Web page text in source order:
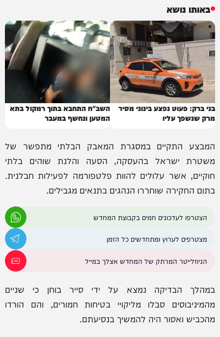
באותו נושא
בני ברק: פעוט נפצע בינוני מסיר
מרק שנשפך עליו
השב"ח התחבא בתוך רמקול בתא
המטען ונחשף במעבר
המבצע התקיים במסגרת המאבק הבלתי מתפשר של
משטרת ישראל בהעסקה, הסעה והלנת שוהים בלתי
חוקיים, אשר עלולים להוות פלטפורמה לפעילות חבלנית.
בתום החקירה שוחררו הנהגים בתנאים מגבילים.
הצטרפו לעדכונים חמים בקבוצת המחדש
מצטרפים לערוץ ומתחדשים כל הזמן
הניוזלייטר המרתק של המחדש אצלך במייל
במהלך הבדיקה נמצא על ידי סייר בוחן כי שניים
מהמיניבוסים סבלו מליקויי בטיחות חמורים, והם הורדו
מהכביש ואסור היה להמשיך בנסיעתם.